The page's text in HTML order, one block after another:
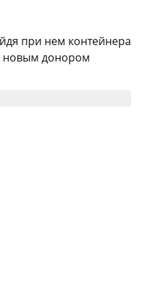
при нем контейнера
новым донором